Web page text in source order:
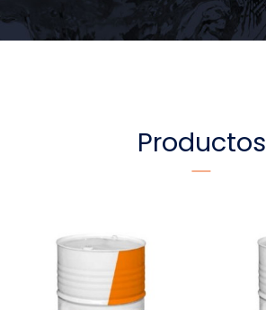
Productos